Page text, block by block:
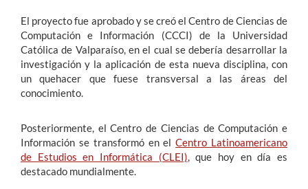
El proyecto fue aprobado y se creó el Centro de Ciencias de
Computación e Información (CCCI) de la Universidad
Católica de Valparaíso, en el cual se debería desarrollar la
investigación y la aplicación de esta nueva disciplina, con
un quehacer que fuese transversal a las áreas del
conocimiento.
Posteriormente, el Centro de Ciencias de Computación e
Información se transformó en elCentro Latinoamericano
de Estudios en Informática (CLEI), que hoy en día es
destacado mundialmente.